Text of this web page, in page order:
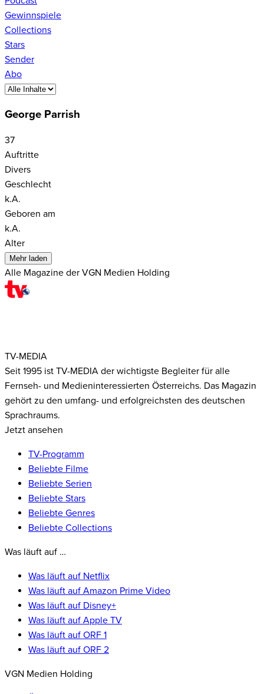
Gewinnspiele
Collections
Stars
Sender
Abo
George Parrish
37
Auftritte
Divers
Geschlecht
k.A.
Geboren am
k.A.
Alter
Mehr laden
Alle Magazine der VGN Medien Holding
TV-MEDIA
Seit 1995 ist TV-MEDIA der wichtigste Begleiter für alle
Fernseh- und Medieninteressierten Österreichs. Das Magazin
gehört zu den umfang- und erfolgreichsten des deutschen
Sprachraums.
Jetzt ansehen
TV-Programm
Beliebte Filme
Beliebte Serien
Beliebte Stars
Beliebte Genres
Beliebte Collections
Was läuft auf …
Was läuft auf Netflix
Was läuft auf Amazon Prime Video
Was läuft auf Disney+
Was läuft auf Apple TV
Was läuft auf ORF 1
Was läuft auf ORF 2
VGN Medien Holding